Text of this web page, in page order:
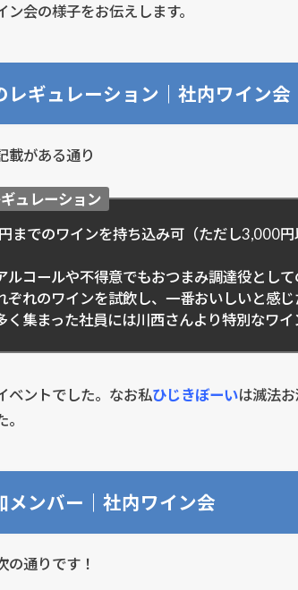
会の様子をお伝えします。
レギュレーション｜社内ワイン会
載がある通り
ュレーション
までのワインを持ち込み可（ただし3,000
ルコールや不得意でもおつまみ調達役とし
ぞれのワインを試飲し、一番おいしいと感
く集まった社員には川西さんより特別なワ
ベントでした。なお私ひじきぼーいは滅法
メンバー｜社内ワイン会
の通りです！